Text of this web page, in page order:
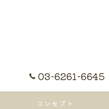
03-6261-6645
コンセプト